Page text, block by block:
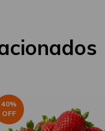
40%
OFF